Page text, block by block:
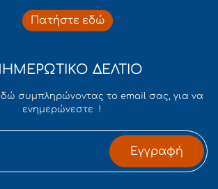
Πατήστε εδώ
ΔΕΛΤΙΟ
συμπληρώνοντας το email σας, για να
ενημερώνεστε !
Εγγραφή